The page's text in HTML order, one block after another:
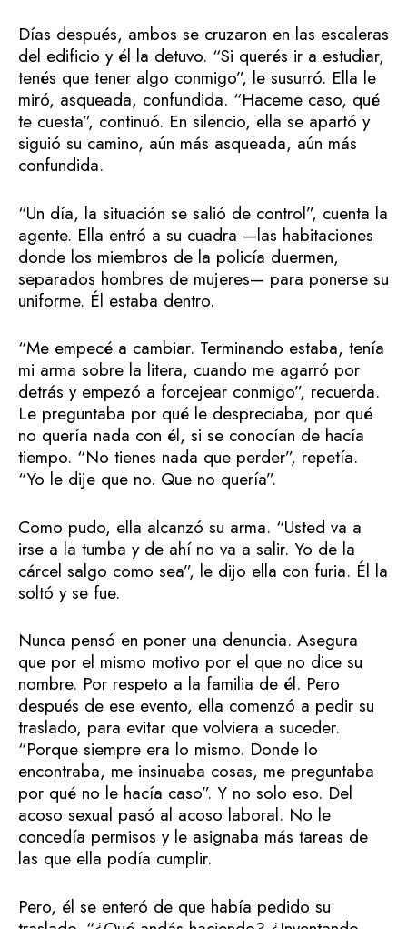
Días después, ambos se cruzaron en las escaleras
del edificio y él la detuvo. “Si querés ir a estudiar,
tenés que tener algo conmigo”, le susurró. Ella le
miró, asqueada, confundida. “Haceme caso, qué
te cuesta”, continuó. En silencio, ella se apartó y
siguió su camino, aún más asqueada, aún más
confundida.
“Un día, la situación se salió de control”, cuenta la
agente. Ella entró a su cuadra —las habitaciones
donde los miembros de la policía duermen,
separados hombres de mujeres— para ponerse su
uniforme. Él estaba dentro.
“Me empecé a cambiar. Terminando estaba, tenía
mi arma sobre la litera, cuando me agarró por
detrás y empezó a forcejear conmigo”, recuerda.
Le preguntaba por qué le despreciaba, por qué
no quería nada con él, si se conocían de hacía
tiempo. “No tienes nada que perder”, repetía.
“Yo le dije que no. Que no quería”.
Como pudo, ella alcanzó su arma. “Usted va a
irse a la tumba y de ahí no va a salir. Yo de la
cárcel salgo como sea”, le dijo ella con furia. Él la
soltó y se fue.
Nunca pensó en poner una denuncia. Asegura
que por el mismo motivo por el que no dice su
nombre. Por respeto a la familia de él. Pero
después de ese evento, ella comenzó a pedir su
traslado, para evitar que volviera a suceder.
“Porque siempre era lo mismo. Donde lo
encontraba, me insinuaba cosas, me preguntaba
por qué no le hacía caso”. Y no solo eso. Del
acoso sexual pasó al acoso laboral. No le
concedía permisos y le asignaba más tareas de
las que ella podía cumplir.
Pero, él se enteró de que había pedido su